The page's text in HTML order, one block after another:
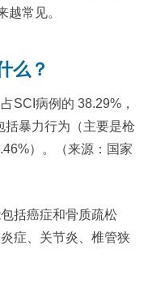
越常见。
么？
SCI病例的 38.29%，
括暴力行为（主要是枪
）。（来源：国家
括癌症和骨质疏松
症、关节炎、椎管狭